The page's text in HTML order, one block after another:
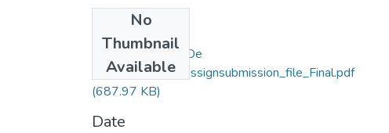
No
Thumbnail
Available
Luiz Paulo Alves De
Oliveira_14679_assignsubmission_file_Final.pdf
(687.97 KB)
Date